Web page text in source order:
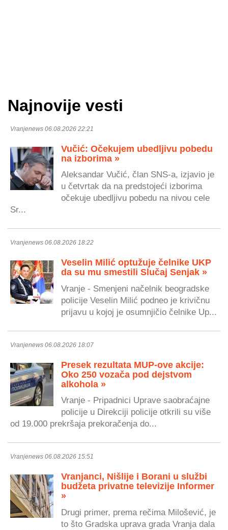
Najnovije vesti
Vranjenews 06.08.2026 22:21
Vučić: Očekujem ubedljivu pobedu
na izborima »
Aleksandar Vučić, član SNS-a, izjavio je
u četvrtak da na predstojeći izborima
očekuje ubedljivu pobedu na nivou cele
Sr...
Vranjenews 06.08.2026 18:22
Veselin Milić optužuje čelnike UKP
da su mu smestili Slučaj Senjak »
Vranje - Smenjeni načelnik beogradske
policije Veselin Milić podneo je krivičnu
prijavu u kojoj je osumnjičio čelnike Up...
Vranjenews 06.08.2026 18:07
Presek rezultata MUP-ove akcije:
Oko 250 vozača pod dejstvom
alkohola »
Vranje - Pripadnici Uprave saobraćajne
policije u Direkciji policije otkrili su više
od 19.000 prekršaja prekoračenja do...
Vranjenews 06.08.2026 15:51
Vranjanci, Nišlije i Borani u službi
budžeta privatne televizije Informer
»
Drugi primer, prema rečima Milošević, je
to što Gradska uprava grada Vranja dala